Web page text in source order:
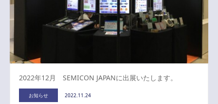
2022年12月 SEMICON JAPANに出展いたします。
お知らせ 2022.11.24